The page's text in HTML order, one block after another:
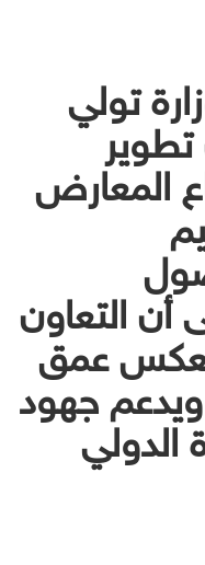
تولي
المعارض
أن التعاون
عمق
ويدعم جهود
الدولي